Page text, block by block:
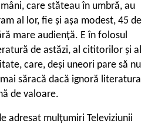
care stăteau în umbră, au
al lor, fie și așa modest, 45 de
mare audiență. E în folosul
de astăzi, al cititorilor și al
care, deși uneori pare să nu
săracă dacă ignoră literatura
de valoare.
adresat mulțumiri Televiziunii